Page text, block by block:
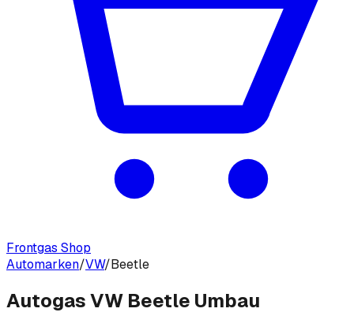
Frontgas Shop
Automarken/VW/Beetle
Autogas VW Beetle Umbau